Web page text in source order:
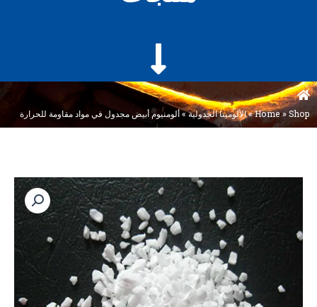
Home»Shop
»الألومينا الجدولية»ألومنيوم أبيض مجدول في مواد مقاومة للحرارة